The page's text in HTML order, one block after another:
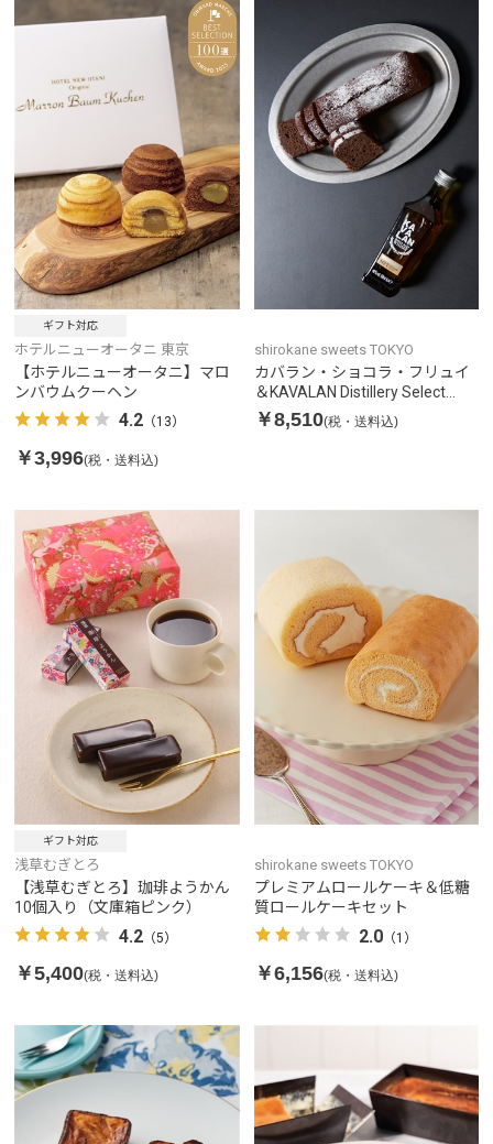
ギフト対応
ホテルニューオータニ 東京
【ホテルニューオータニ】マロ
ンバウムクーヘン
4.2 （13）
￥3,996(税・送料込)
shirokane sweets TOKYO
カバラン・ショコラ・フリュイ
＆KAVALAN Distillery Select
No.1
￥8,510(税・送料込)
ギフト対応
浅草むぎとろ
【浅草むぎとろ】珈琲ようかん
10個入り（文庫箱ピンク）
4.2 （5）
￥5,400(税・送料込)
shirokane sweets TOKYO
プレミアムロールケーキ＆低糖
質ロールケーキセット
2.0（1）
￥6,156(税・送料込)